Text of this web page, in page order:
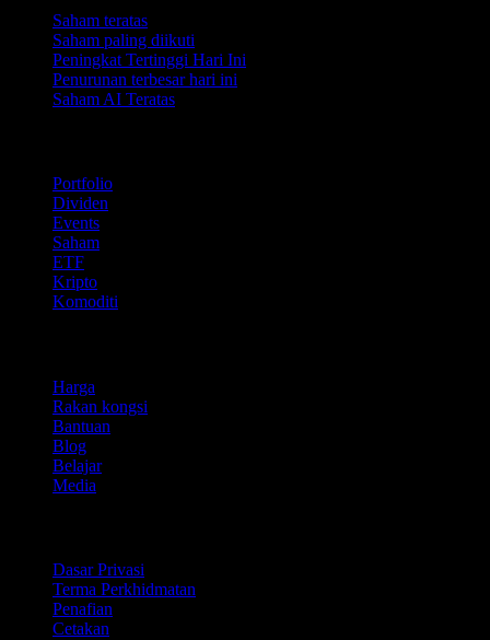
Saham teratas
Saham paling diikuti
Peningkat Tertinggi Hari Ini
Penurunan terbesar hari ini
Saham AI Teratas
Portfolio
Dividen
Events
Saham
ETF
Kripto
Komoditi
Harga
Rakan kongsi
Bantuan
Blog
Belajar
Media
Dasar Privasi
Terma Perkhidmatan
Penafian
Cetakan